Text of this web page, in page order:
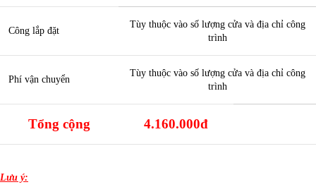
Công lắp đặt
Tùy thuộc vào số lượng cửa và địa chỉ công
trình
Phí vận chuyển
Tùy thuộc vào số lượng cửa và địa chỉ công
trình
Tổng cộng 4.160.000đ
Lưu ý: